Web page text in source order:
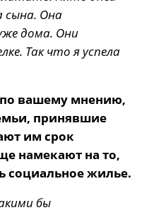
сына. Она
дома. Они
Так что я успела
вашему мнению,
принявшие
им срок
намекают на то,
социальное жилье.
бы